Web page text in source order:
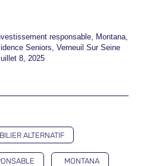
responsable, Montana,
Seniors, Verneuil Sur Seine
8, 2025
ALTERNATIF
MONTANA